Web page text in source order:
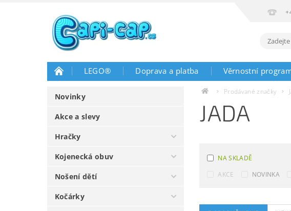
LEGO® Doprava a platba Věrnostní
Novinky
Akce a slevy
Hračky
Kojenecká obuv
Nošení dětí
Kočárky
Prodávané značky
JADA
NA SKLADĚ
AKCE
NOVINKA